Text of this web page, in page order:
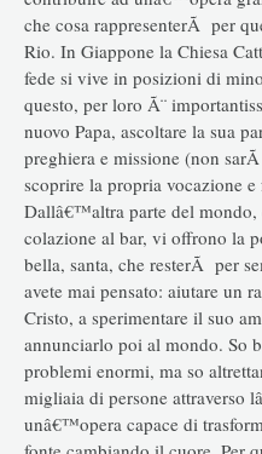
che cosa rappresenterÃ per
Rio. In Giappone la Chiesa
fede si vive in posizioni di
questo, per loro Ã¨
nuovo Papa, ascoltare la sua
preghiera e missione (non
scoprire la propria vocazione
Dallâ€™altra parte del mondo,
colazione al bar, vi offrono la
bella, santa, che resterÃ per
avete mai pensato: aiutare un
Cristo, a sperimentare il suo
annunciarlo poi al mondo. So
problemi enormi, ma so
migliaia di persone attraverso
unâ€™opera capace di